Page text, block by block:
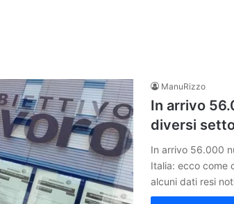
ManuRizzo
In arrivo
diversi
In arrivo 56.000
Italia: ecco come
alcuni dati resi